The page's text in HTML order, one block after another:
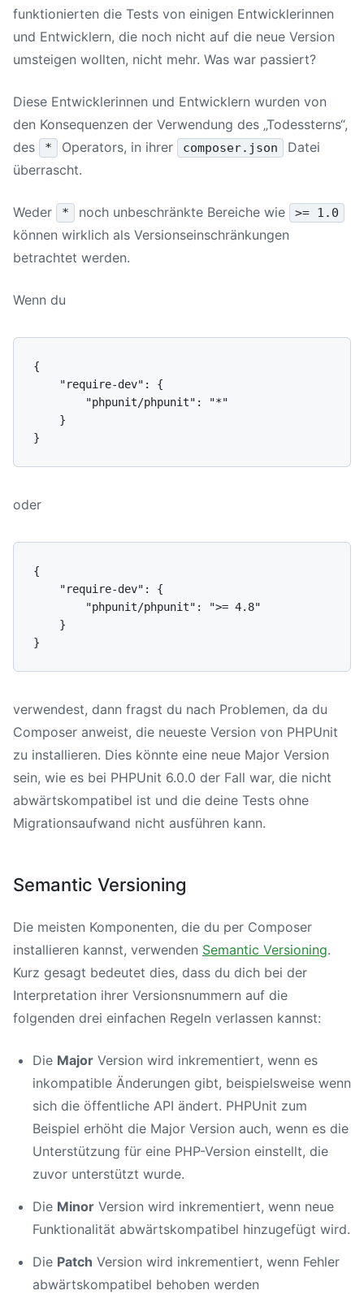
funktionierten die Tests von einigen Entwicklerinnen
und Entwicklern, die noch nicht auf die neue Version
umsteigen wollten, nicht mehr. Was war passiert?
Diese Entwicklerinnen und Entwicklern wurden von
den Konsequenzen der Verwendung des „Todessterns“,
des
* Operators, in ihrer composer.json
Datei
überrascht.
Weder * noch unbeschränkte Bereiche wie >= 1.0
können wirklich als Versionseinschränkungen
betrachtet werden.
Wenn du
{
    "require-dev": {
        "phpunit/phpunit": "*"
    }
oder
{
    "require-dev": {
        "phpunit/phpunit": ">= 4.8"
    }
verwendest, dann fragst du nach Problemen, da du
Composer anweist, die neueste Version von PHPUnit
zu installieren. Dies könnte eine neue Major Version
sein, wie es bei PHPUnit 6.0.0 der Fall war, die nicht
abwärtskompatibel ist und die deine Tests ohne
Migrationsaufwand nicht ausführen kann.
Semantic Versioning
Die meisten Komponenten, die du per Composer
installieren kannst, verwenden Semantic Versioning.
Kurz gesagt bedeutet dies, dass du dich bei der
Interpretation ihrer Versionsnummern auf die
folgenden drei einfachen Regeln verlassen kannst:
Die Major Version wird inkrementiert, wenn es
inkompatible Änderungen gibt, beispielsweise wenn
sich die öffentliche API ändert. PHPUnit zum
Beispiel erhöht die Major Version auch, wenn es die
Unterstützung für eine PHP-Version einstellt, die
zuvor unterstützt wurde.
Die Minor Version wird inkrementiert, wenn neue
Funktionalität abwärtskompatibel hinzugefügt wird.
Die Patch Version wird inkrementiert, wenn Fehler
abwärtskompatibel behoben werden